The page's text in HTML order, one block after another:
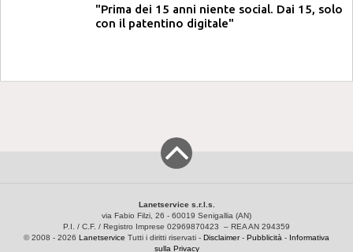
"Prima dei 15 anni niente social. Dai 15, solo
con il patentino digitale"
Lanetservice s.r.l.s.
via Fabio Filzi, 26 - 60019 Senigallia (AN)
P.I. / C.F. / Registro Imprese 02969870423 – REA AN 294359
© 2008 - 2026 Lanetservice Tutti i diritti riservati - Disclaimer- Pubblicità - Informativa
sulla Privacy